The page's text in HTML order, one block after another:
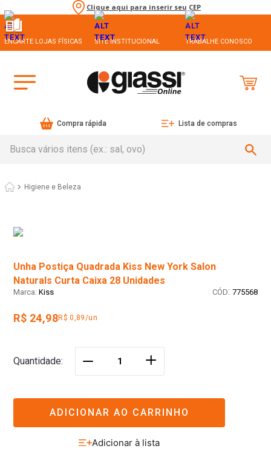
Clique aqui para inserir seu CEP
ENCARTE LOJAS FÍSICAS SITE INSTITUCIONAL TRABALHE CONOSCO
Compra rápida Lista de compras
Higiene e Beleza
Unha Postiça Quadrada Kiss New York Salon
Naturals Curta Caixa 28 Unidades
Kiss : 775568
R$ 24,98R$ 0,89/un
Quantidade ＋
ADICIONAR AO CARRINHO